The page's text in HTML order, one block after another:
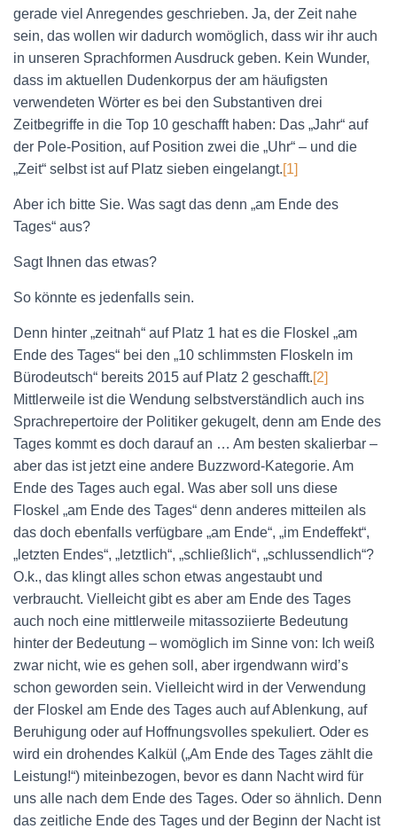
gerade viel Anregendes geschrieben. Ja, der Zeit nahe
sein, das wollen wir dadurch womöglich, dass wir ihr auch
in unseren Sprachformen Ausdruck geben. Kein Wunder,
dass im aktuellen Dudenkorpus der am häufigsten
verwendeten Wörter es bei den Substantiven drei
Zeitbegriffe in die Top 10 geschafft haben: Das „Jahr“ auf
der Pole-Position, auf Position zwei die „Uhr“ – und die
„Zeit“ selbst ist auf Platz sieben eingelangt.[1]
Aber ich bitte Sie. Was sagt das denn „am Ende des
Tages“ aus?
Sagt Ihnen das etwas?
So könnte es jedenfalls sein.
Denn hinter „zeitnah“ auf Platz 1 hat es die Floskel „am
Ende des Tages“ bei den „10 schlimmsten Floskeln im
Bürodeutsch“ bereits 2015 auf Platz 2 geschafft.[2]
Mittlerweile ist die Wendung selbstverständlich auch ins
Sprachrepertoire der Politiker gekugelt, denn am Ende des
Tages kommt es doch darauf an … Am besten skalierbar –
aber das ist jetzt eine andere Buzzword-Kategorie. Am
Ende des Tages auch egal. Was aber soll uns diese
Floskel „am Ende des Tages“ denn anderes mitteilen als
das doch ebenfalls verfügbare „am Ende“, „im Endeffekt“,
„letzten Endes“, „letztlich“, „schließlich“, „schlussendlich“?
O.k., das klingt alles schon etwas angestaubt und
verbraucht. Vielleicht gibt es aber am Ende des Tages
auch noch eine mittlerweile mitassoziierte Bedeutung
hinter der Bedeutung – womöglich im Sinne von: Ich weiß
zwar nicht, wie es gehen soll, aber irgendwann wird’s
schon geworden sein. Vielleicht wird in der Verwendung
der Floskel am Ende des Tages auch auf Ablenkung, auf
Beruhigung oder auf Hoffnungsvolles spekuliert. Oder es
wird ein drohendes Kalkül („Am Ende des Tages zählt die
Leistung!“) miteinbezogen, bevor es dann Nacht wird für
uns alle nach dem Ende des Tages. Oder so ähnlich. Denn
das zeitliche Ende des Tages und der Beginn der Nacht ist